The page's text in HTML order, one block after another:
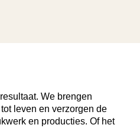
We brengen
leven en verzorgen de
en producties. Of het